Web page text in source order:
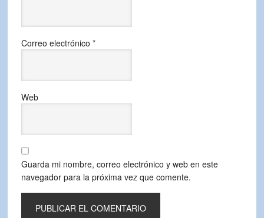
Correo electrónico *
Web
Guarda mi nombre, correo electrónico y web en este
navegador para la próxima vez que comente.